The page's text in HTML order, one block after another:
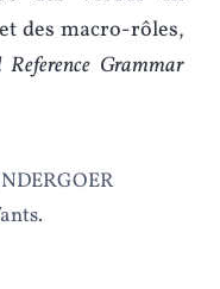
des macro-rôles,
Grammar